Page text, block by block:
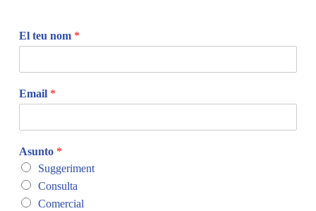
El teu nom *
Email *
Asunto *
Suggeriment
Consulta
Comercial